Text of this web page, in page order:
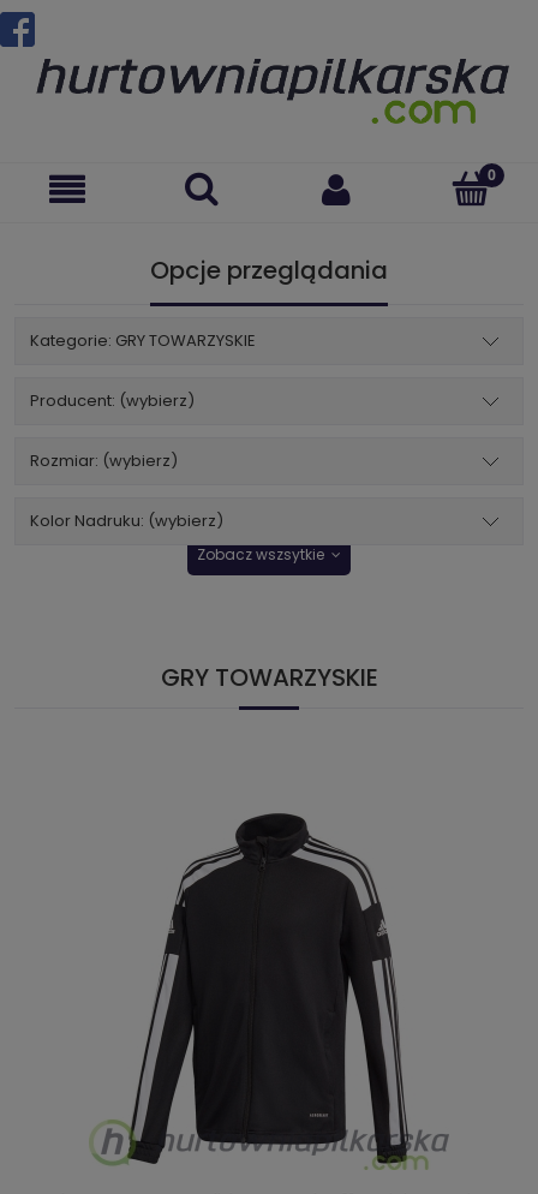
Opcje przeglądania
Kategorie: GRY TOWARZYSKIE
Producent: (wybierz)
Rozmiar: (wybierz)
Kolor Nadruku: (wybierz)
Zobacz wszsytkie
GRY TOWARZYSKIE